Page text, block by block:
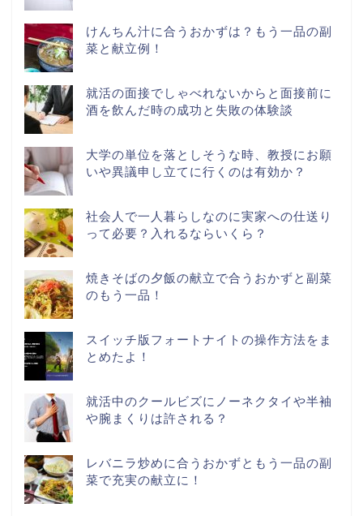
けんちん汁に合うおかずは？もう一品の副
菜と献立例！
就活の面接でしゃべれないからと面接前に
酒を飲んだ時の成功と失敗の体験談
大学の単位を落としそうな時、教授にお願
いや異議申し立てに行くのは有効か？
社会人で一人暮らしなのに実家への仕送り
って必要？入れるならいくら？
焼きそばの夕飯の献立で合うおかずと副菜
のもう一品！
スイッチ版フォートナイトの操作方法をま
とめたよ！
就活中のクールビズにノーネクタイや半袖
や腕まくりは許される？
レバニラ炒めに合うおかずともう一品の副
菜で充実の献立に！